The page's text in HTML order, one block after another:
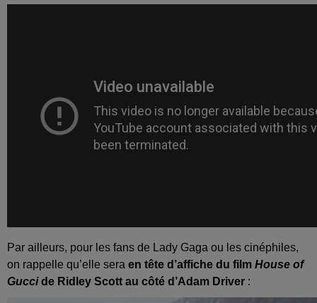
Par ailleurs, pour les fans de Lady Gaga ou les cinéphiles,
on rappelle qu’elle sera en tête d’affiche du film House of
Guccide Ridley Scott au côté d’Adam Driver :